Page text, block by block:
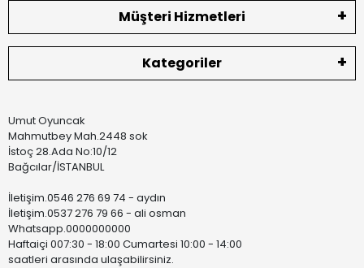
Müşteri Hizmetleri
Kategoriler
Umut Oyuncak
Mahmutbey Mah.2448 sok
İstoç 28.Ada No:10/12
Bağcılar/İSTANBUL
İletişim.0546 276 69 74 - aydın
İletişim.0537 276 79 66 - ali osman
Whatsapp.0000000000
Haftaiçi 007:30 - 18:00 Cumartesi 10:00 - 14:00
saatleri arasında ulaşabilirsiniz.